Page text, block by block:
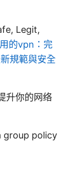
Legit,
的vpn：完
規範與安全
升你的网络
group policy